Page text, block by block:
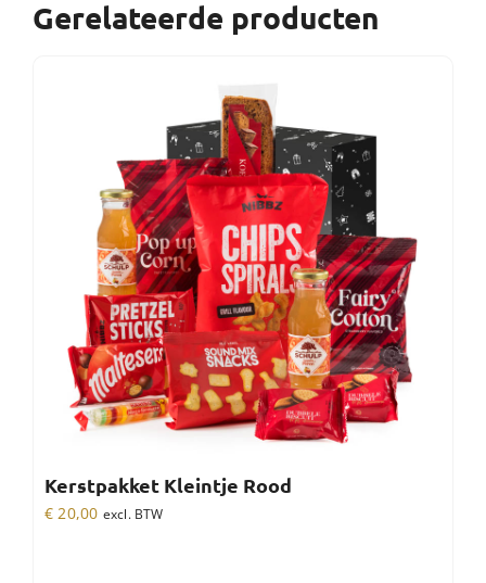
Gerelateerde producten
Kerstpakket Kleintje Rood
€ 20,00 excl. BTW